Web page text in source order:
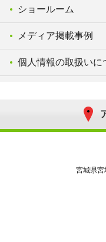
ショールーム
メディア掲載事例
個人情報の取扱いに
宮城県宮